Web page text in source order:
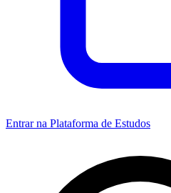
Entrar na Plataforma de Estudos